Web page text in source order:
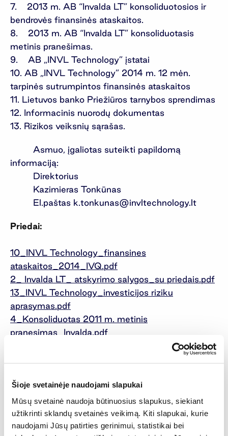
Šioje svetainėje naudojami slapukai
Mūsų svetainė naudoja būtinuosius slapukus, siekiant
užtikrinti sklandų svetainės veikimą. Kiti slapukai, kurie
naudojami Jūsų patirties gerinimui, statistikai bei
7. 2013 m. AB “Invalda LT” konsoliduotosios ir
bendrovės finansinės ataskaitos.
8. 2013 m. AB “Invalda LT” konsoliduotasis
metinis pranešimas.
9. AB „INVL Technology” įstatai
10. AB „INVL Technology” 2014 m. 12 mėn.
tarpinės sutrumpintos finansinės ataskaitos
11. Lietuvos banko Priežiūros tarnybos sprendimas
12. Informacinis nuorodų dokumentas
13. Rizikos veiksnių sąrašas.
Asmuo, įgaliotas suteikti papildomą
informaciją:
Direktorius
Kazimieras Tonkūnas
El.paštas k.tonkunas@invltechnology.lt
Priedai:
10_INVL Technology_finansines
ataskaitos_2014_IVQ.pdf
2_ Invalda LT_ atskyrimo salygos_su priedais.pdf
13_INVL Technology_investicijos riziku
aprasymas.pdf
4_Konsoliduotas 2011 m. metinis
pranesimas_Invalda.pdf
ataskaitos_2012_Invalda.pdf
8_Konsoliduotas 2013 m. metinis
pranesimas_Invalda LT.pdf
9_INVL Technology istatai.pdf